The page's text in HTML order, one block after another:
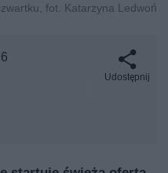
fot. Katarzyna Ledwoń
Udostępnij